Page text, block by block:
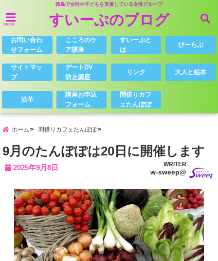
徳島で女性や子どもを支援している女性グループ
menu すいーぷのブログ
お問い合わ
せフォーム
こころのケ
ア講座
すいーぷと
は
びーらぶ
サイトマッ
プ
デートDV
防止講座
リンク 大人と絵本
沿革
講座お申込
フォーム
間借りカフ
ェたんぽぽ
ホーム 間借りカフェたんぽぽ
9月のたんぽぽは20日に開催します
2025年9月8日 WRITER
w-sweep@